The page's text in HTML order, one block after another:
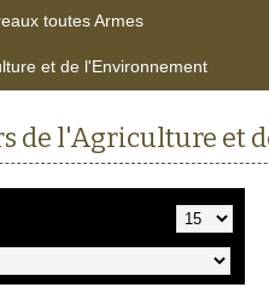
toutes Armes
et de l'Environnement
de l'Agriculture et